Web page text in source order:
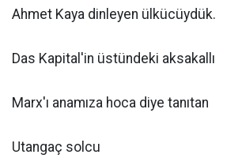
Ahmet Kaya dinleyen ülkücüydük.
Das Kapital'in üstündeki aksakallı
Marx'ı anamıza hoca diye tanıtan
Utangaç solcu